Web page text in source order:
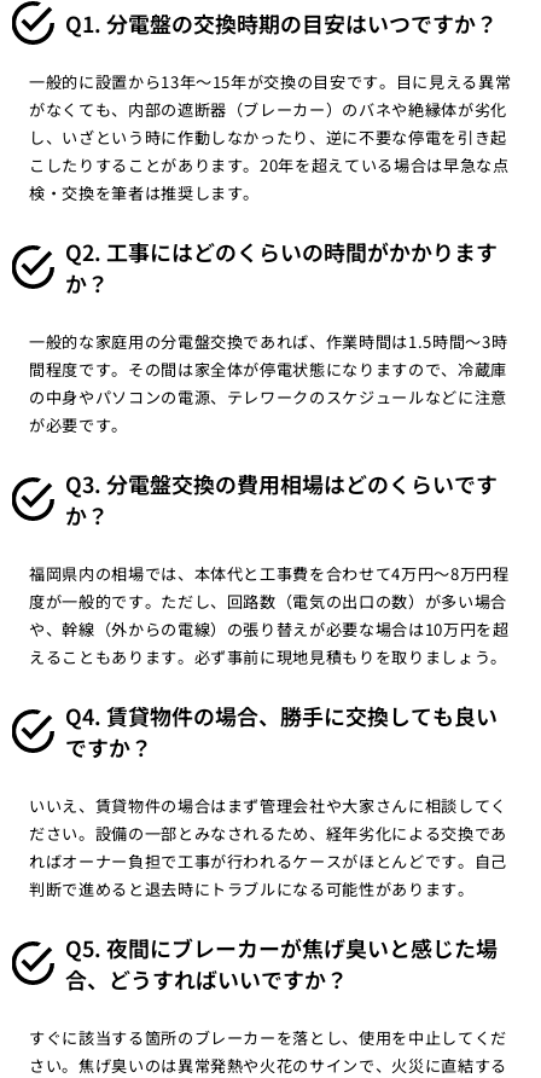
Q1. 分電盤の交換時期の目安はいつですか？
一般的に設置から13年〜15年が交換の目安です。目に見える異常
がなくても、内部の遮断器（ブレーカー）のバネや絶縁体が劣化
し、いざという時に作動しなかったり、逆に不要な停電を引き起
こしたりすることがあります。20年を超えている場合は早急な点
検・交換を筆者は推奨します。
Q2. 工事にはどのくらいの時間がかかります
か？
一般的な家庭用の分電盤交換であれば、作業時間は1.5時間〜3時
間程度です。その間は家全体が停電状態になりますので、冷蔵庫
の中身やパソコンの電源、テレワークのスケジュールなどに注意
が必要です。
Q3. 分電盤交換の費用相場はどのくらいです
か？
福岡県内の相場では、本体代と工事費を合わせて4万円〜8万円程
度が一般的です。ただし、回路数（電気の出口の数）が多い場合
や、幹線（外からの電線）の張り替えが必要な場合は10万円を超
えることもあります。必ず事前に現地見積もりを取りましょう。
Q4. 賃貸物件の場合、勝手に交換しても良い
ですか？
いいえ、賃貸物件の場合はまず管理会社や大家さんに相談してく
ださい。設備の一部とみなされるため、経年劣化による交換であ
ればオーナー負担で工事が行われるケースがほとんどです。自己
判断で進めると退去時にトラブルになる可能性があります。
Q5. 夜間にブレーカーが焦げ臭いと感じた場
合、どうすればいいですか？
すぐに該当する箇所のブレーカーを落とし、使用を中止してくだ
さい。焦げ臭いのは異常発熱や火花のサインで、火災に直結する